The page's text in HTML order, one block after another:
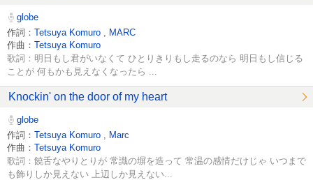
globe
作詞： Tetsuya Komuro
MARC
作曲： Tetsuya Komuro
歌詞：明日もし君がいなくて ひとりきりもし走るのなら 明日もし信じる
ことが 何もかも見えなくなったら ...
Knockin' on the door of my heart
globe
作詞： Tetsuya Komuro
Marc
作曲： Tetsuya Komuro
歌詞：饒舌なやりとりが 常識の塀を造って 常温の感情だけじゃ いつまで
も飾りしか見えない 上辺しか見えない...